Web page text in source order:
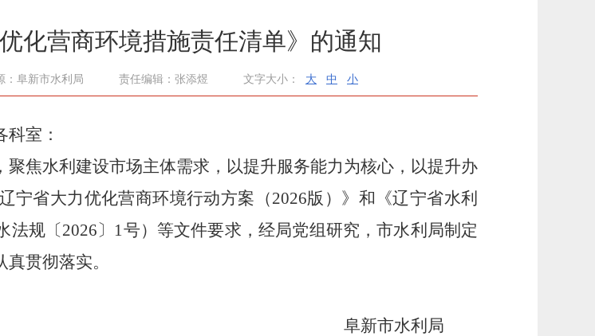
化营商环境措施责任清单》的通知
：阜新市水利局 责任编辑：张添煜 文字大小： 大 中 小
室：
聚焦水利建设市场主体需求，以提升服务能力为核心，以提升办
宁省大力优化营商环境行动方案（2026版）》和《辽宁省水利
规〔2026〕1号）等文件要求，经局党组研究，市水利局制定
贯彻落实。
阜新市水利局